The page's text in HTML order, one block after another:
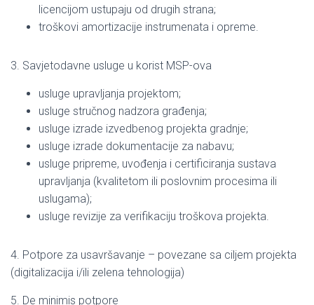
licencijom ustupaju od drugih strana;
troškovi amortizacije instrumenata i opreme.
3. Savjetodavne usluge u korist MSP-ova
usluge upravljanja projektom;
usluge stručnog nadzora građenja;
usluge izrade izvedbenog projekta gradnje;
usluge izrade dokumentacije za nabavu;
usluge pripreme, uvođenja i certificiranja sustava
upravljanja (kvalitetom ili poslovnim procesima ili
uslugama);
usluge revizije za verifikaciju troškova projekta.
4. Potpore za usavršavanje – povezane sa ciljem projekta
(digitalizacija i/ili zelena tehnologija)
5. De minimis potpore